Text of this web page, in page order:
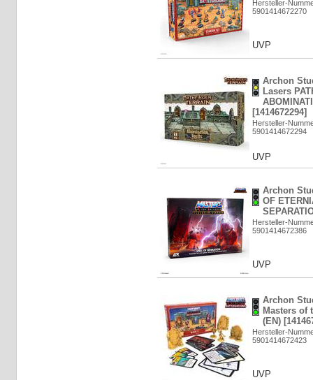
Hersteller-
5901414672270
UVP
Archon
Lasers
[1414672294]
Hersteller-
5901414672294
UVP
Archon
OF
Hersteller-
5901414672386
UVP
Archon
Masters of
(EN)
Hersteller-
5901414672423
UVP